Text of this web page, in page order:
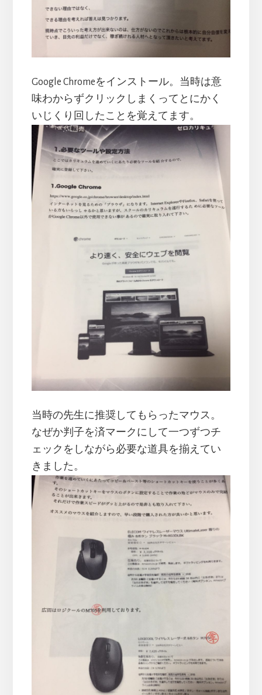
Google Chromeをインストール。当時は意
味わからずクリックしまくってとにかく
いじくり回したことを覚えてます。
当時の先生に推奨してもらったマウス。
なぜか判子を済マークにして一つずつチ
ェックをしながら必要な道具を揃えてい
きました。